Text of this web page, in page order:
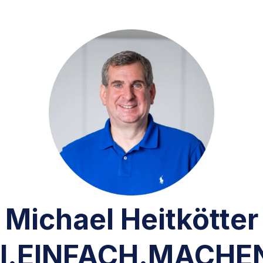
Michael Heitkötter